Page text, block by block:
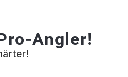
Angler!